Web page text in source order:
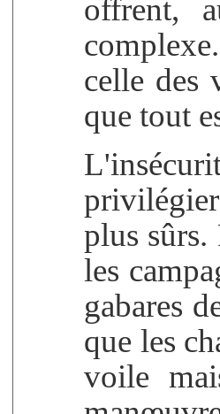
offrent,
celle des
que tout
plus sûrs.
les
gabares
que les
voile